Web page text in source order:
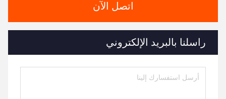
اتصل الآن
راسلنا بالبريد الإلكتروني